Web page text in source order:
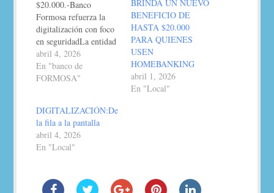
$20.000.-Banco
Formosa refuerza la
digitalización con foco
en seguridadLa entidad
promueve el uso del
homebanking para que
los clientes no hagan
extra en el bolsillo al
usar la app. El
beneficio ofrece hasta
$20.000 para quienes
abril 4, 2026
En "banco de
FORMOSA"
BRINDA UN NUEVO
BENEFICIO DE
HASTA $20.000
PARA QUIENES
USEN
HOMEBANKING
abril 1, 2026
En "Local"
DIGITALIZACIÓN:De
la fila a la pantalla
abril 4, 2026
En "Local"